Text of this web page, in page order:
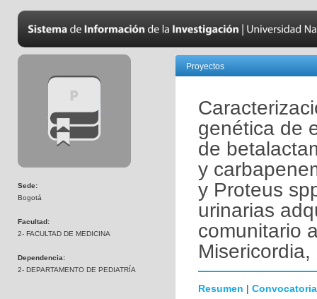
Sede:
Bogotá
Facultad:
2- FACULTAD DE MEDICINA
Dependencia:
2- DEPARTAMENTO DE PEDIATRÍA
Proyectos
genética de
de
y
y Proteus
urinarias
comunitario
Resumen | Convocatoria